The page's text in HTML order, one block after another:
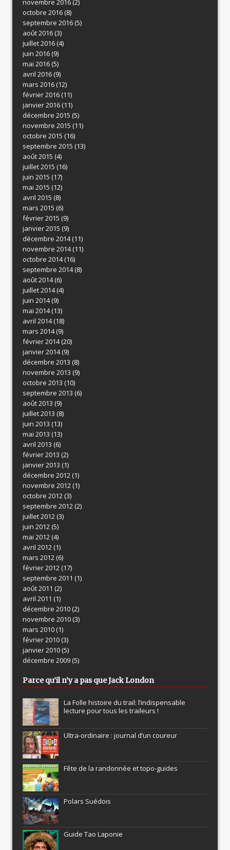
novembre 2016(2)
octobre 2016(8)
septembre 2016(5)
août 2016(3)
juillet 2016(4)
juin 2016(9)
mai 2016(5)
avril 2016(9)
mars 2016(12)
février 2016(11)
janvier 2016(11)
décembre 2015 (5)
novembre 2015 (11)
octobre 2015 (16)
septembre 2015 (13)
août 2015 (4)
juillet 2015 (16)
juin 2015 (17)
mai 2015 (12)
avril 2015 (8)
mars 2015 (6)
février 2015 (9)
janvier 2015 (9)
décembre 2014(11)
novembre 2014(11)
octobre 2014(16)
septembre 2014(8)
août 2014(6)
juillet 2014(4)
juin 2014(9)
mai 2014(13)
avril 2014(18)
mars 2014(9)
février 2014(20)
janvier 2014(9)
décembre 2013 (8)
novembre 2013 (9)
octobre 2013 (10)
septembre 2013 (6)
août 2013 (9)
juillet 2013 (8)
juin 2013 (13)
mai 2013 (13)
avril 2013 (6)
février 2013 (2)
janvier 2013 (1)
décembre 2012(1)
novembre 2012(1)
octobre 2012(3)
septembre 2012(2)
juillet 2012(3)
juin 2012(5)
mai 2012(4)
avril 2012(1)
mars 2012(6)
février 2012(17)
septembre 2011 (1)
août 2011 (2)
avril 2011 (1)
décembre 2010(2)
novembre 2010(3)
mars 2010(1)
février 2010(3)
janvier 2010(5)
décembre 2009(5)
Parce qu’il n’y a pas que Jack London
La Folle histoire du trail: l’indispensable
lecture pour tous les traileurs !
Ultra-ordinaire : journal d’un coureur
Fête de la randonnée et topo-guides
Polars Suédois
Guide Tao Laponie